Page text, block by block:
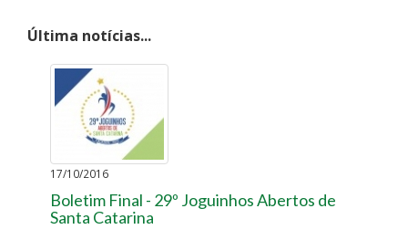
Última notícias...
17/10/2016
Boletim Final - 29º Joguinhos Abertos de
Santa Catarina